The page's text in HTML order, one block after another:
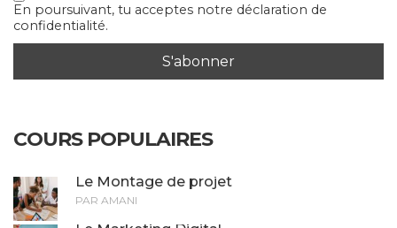
En poursuivant, tu acceptes notre déclaration de
confidentialité.
COURS POPULAIRES
Le Montage de projet
PAR AMANI